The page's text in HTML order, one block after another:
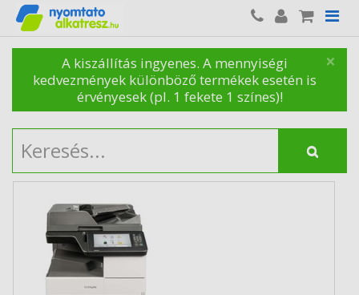
×
A kiszállítás ingyenes. A mennyiségi
kedvezmények különböző termékek esetén is
érvényesek (pl. 1 fekete 1 színes)!